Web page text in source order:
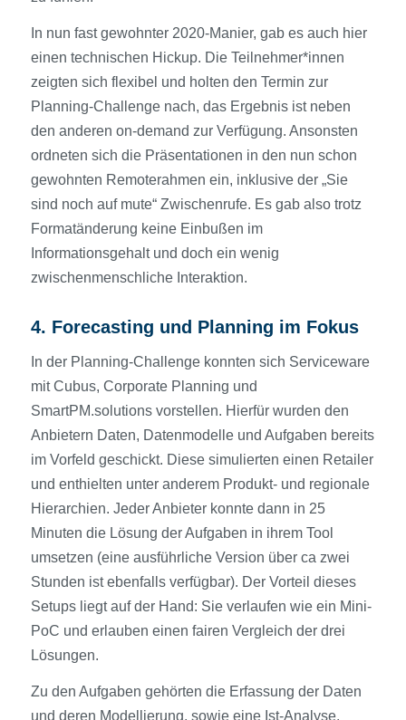
In nun fast gewohnter 2020-Manier, gab es auch hier
einen technischen Hickup. Die Teilnehmer*innen
zeigten sich flexibel und holten den Termin zur
Planning-Challenge nach, das Ergebnis ist neben
den anderen on-demand zur Verfügung. Ansonsten
ordneten sich die Präsentationen in den nun schon
gewohnten Remoterahmen ein, inklusive der „Sie
sind noch auf mute“ Zwischenrufe. Es gab also trotz
Format­änderung keine Einbußen im
Informationsgehalt und doch ein wenig
zwischenmenschliche Interaktion.
4. Forecasting und Planning im Fokus
In der Planning-Challenge konnten sich Serviceware
mit Cubus, Corporate Planning und
SmartPM.solutions vorstellen. Hierfür wurden den
Anbietern Daten, Datenmodelle und Aufgaben bereits
im Vorfeld geschickt. Diese simulierten einen Retailer
und enthielten unter anderem Produkt- und regionale
Hierarchien. Jeder Anbieter konnte dann in 25
Minuten die Lösung der Aufgaben in ihrem Tool
umsetzen (eine ausführliche Version über ca zwei
Stunden ist ebenfalls verfügbar). Der Vorteil dieses
Setups liegt auf der Hand: Sie verlaufen wie ein Mini-
PoC und erlauben einen fairen Vergleich der drei
Lösungen.
Zu den Aufgaben gehörten die Erfassung der Daten
und deren Modellierung, sowie eine Ist-Analyse,